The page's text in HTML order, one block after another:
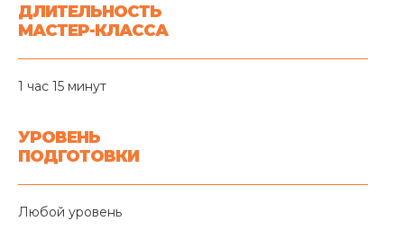
ДЛИТЕЛЬНОСТЬ
МАСТЕР-КЛАССА
1 час 15 минут
УРОВЕНЬ
ПОДГОТОВКИ
Любой уровень